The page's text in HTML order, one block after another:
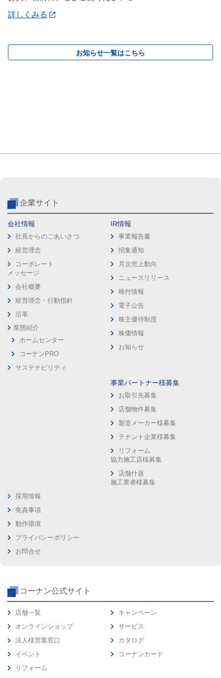
詳しくみる
お知らせ一覧はこちら
企業サイト
会社情報
社長からのごあいさつ
経営理念
コーポレート
メッセージ
会社概要
経営理念・行動指針
沿革
業態紹介
ホームセンター
コーナンPRO
サステナビリティ
IR情報
事業報告書
招集通知
月次売上動向
ニュースリリース
格付情報
電子公告
株主優待制度
株価情報
お知らせ
事業パートナー様募集
お取引先募集
店舗物件募集
製造メーカー様募集
テナント企業様募集
リフォーム
協力施工店様募集
店舗什器
施工業者様募集
採用情報
免責事項
動作環境
プライバシーポリシー
お問合せ
コーナン公式サイト
店舗一覧
オンラインショップ
法人様営業窓口
イベント
リフォーム
キャンペーン
サービス
カタログ
コーナンカード